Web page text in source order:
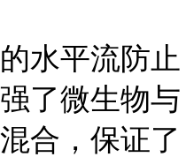
平流防止
了微生物与
合，保证了